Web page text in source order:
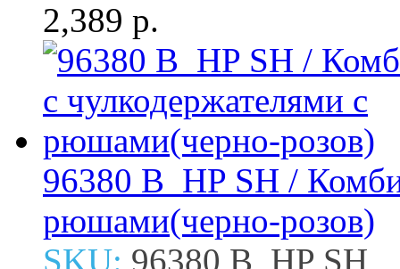
2,389 р.
96380 B_HP SH /
рюшами(черно-розов)
SKU: 96380 B_HP SH